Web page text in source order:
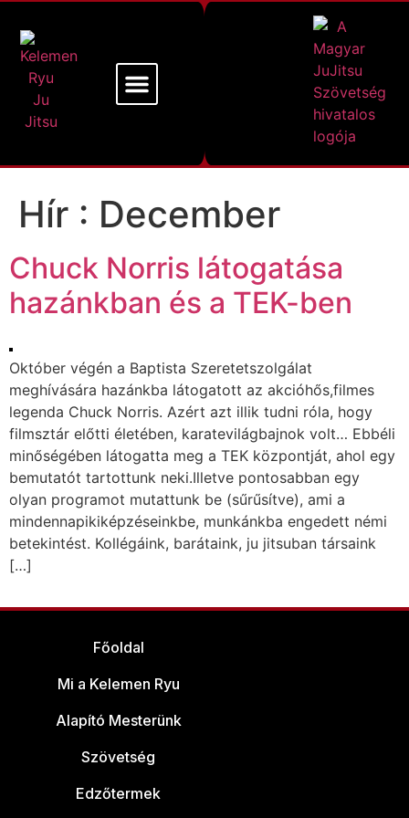
Hír : December
Chuck Norris látogatása
hazánkban és a TEK-ben
Október végén a Baptista Szeretetszolgálat
meghívására hazánkba látogatott az akcióhős,filmes
legenda Chuck Norris. Azért azt illik tudni róla, hogy
filmsztár előtti életében, karatevilágbajnok volt… Ebbéli
minőségében látogatta meg a TEK központját, ahol egy
bemutatót tartottunk neki.Illetve pontosabban egy
olyan programot mutattunk be (sűrűsítve), ami a
mindennapikiképzéseinkbe, munkánkba engedett némi
betekintést. Kollégáink, barátaink, ju jitsuban társaink
[…]
Főoldal
Mi a Kelemen Ryu
Alapító Mesterünk
Szövetség
Edzőtermek